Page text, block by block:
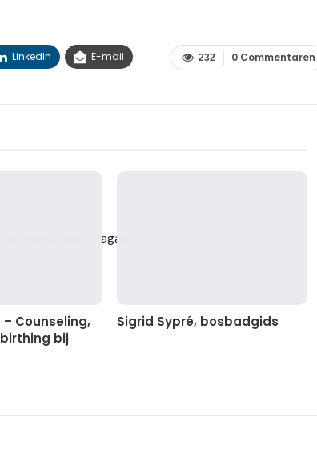
criteria and try again.
0 Commentaren
232
Linkedin E-mail
– Counseling,
bij
Sigrid Sypré, bosbadgids